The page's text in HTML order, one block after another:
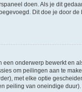
doen. Als je dit
Dit doe je door
onderwerp bewerkt en
om peilingen aan te
met elke optie
peiling van oneindige duur).